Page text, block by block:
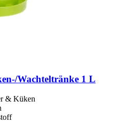
​/Wachteltränke 1 L
& Küken